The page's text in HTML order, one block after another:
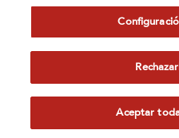
accesibilidad.
Leche
nueva
granja hasta
Aceptar